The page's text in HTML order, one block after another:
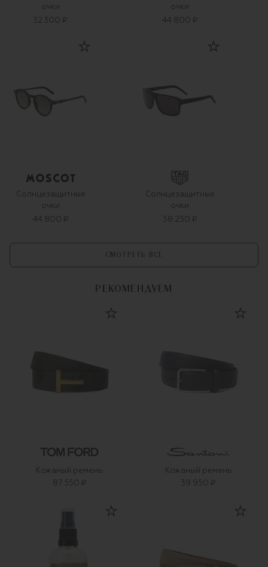
очки
32 300 ₽
очки
44 800 ₽
Солнцезащитные
очки
44 800 ₽
Солнцезащитные
очки
58 250 ₽
СМОТРЕТЬ ВСЕ
РЕКОМЕНДУЕМ
Кожаный ремень
87 550 ₽
Кожаный ремень
39 950 ₽